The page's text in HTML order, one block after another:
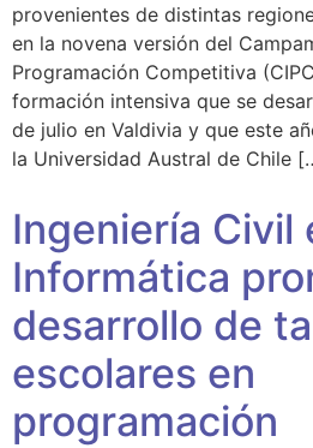
provenientes de distintas
en la novena versión del
Programación Competitiva
formación intensiva que se
de julio en Valdivia y que este
la Universidad Austral de Chile
Ingeniería Civil
Informática
desarrollo de
escolares en
programación